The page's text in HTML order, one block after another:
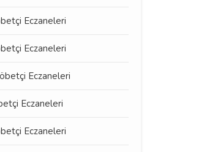
Eczaneleri
Eczaneleri
Eczaneleri
Eczaneleri
Eczaneleri